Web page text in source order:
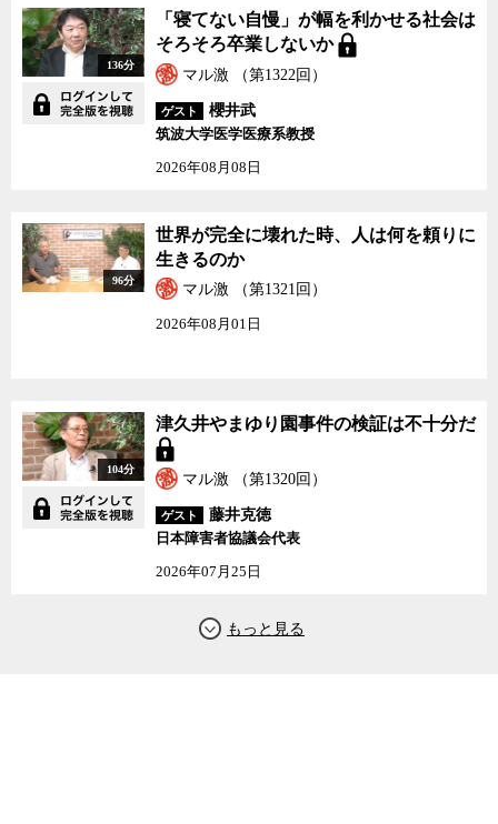
136分
「寝てない自慢」が幅を利かせる社会は
そろそろ卒業しないか
マル激 （第1322回）
ゲスト
櫻井武
筑波大学医学医療系教授
2026年08月08日
96分
世界が完全に壊れた時、人は何を頼りに
生きるのか
マル激 （第1321回）
2026年08月01日
104分
津久井やまゆり園事件の検証は不十分だ
マル激 （第1320回）
ゲスト
藤井克徳
日本障害者協議会代表
2026年07月25日